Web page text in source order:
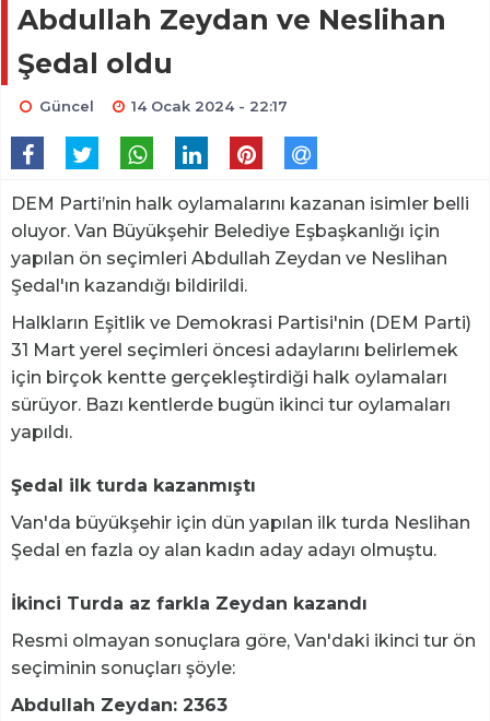
Abdullah Zeydan ve Neslihan
Şedal oldu
Güncel 14 Ocak 2024 - 22:17
DEM Parti’nin halk oylamalarını kazanan isimler belli
oluyor. Van Büyükşehir Belediye Eşbaşkanlığı için
yapılan ön seçimleri Abdullah Zeydan ve Neslihan
Şedal'ın kazandığı bildirildi.
Halkların Eşitlik ve Demokrasi Partisi'nin (DEM Parti)
31 Mart yerel seçimleri öncesi adaylarını belirlemek
için birçok kentte gerçekleştirdiği halk oylamaları
sürüyor. Bazı kentlerde bugün ikinci tur oylamaları
yapıldı.
Şedal ilk turda kazanmıştı
Van'da büyükşehir için dün yapılan ilk turda Neslihan
Şedal en fazla oy alan kadın aday adayı olmuştu.
İkinci Turda az farkla Zeydan kazandı
Resmi olmayan sonuçlara göre, Van'daki ikinci tur ön
seçiminin sonuçları şöyle:
Abdullah Zeydan: 2363